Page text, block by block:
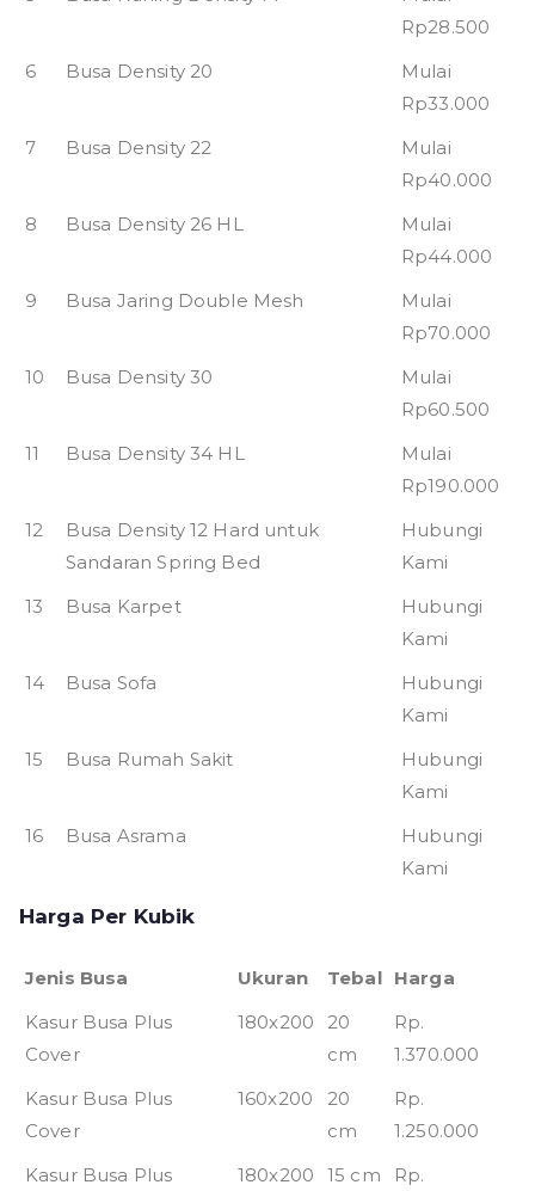
Rp28.500
6
Busa Density 20
Mulai
Rp33.000
7
Busa Density 22
Mulai
Rp40.000
8
Busa Density 26 HL
Mulai
Rp44.000
9
Busa Jaring Double Mesh
Mulai
Rp70.000
10
Busa Density 30
Mulai
Rp60.500
11
Busa Density 34 HL
Mulai
Rp190.000
12
Busa Density 12 Hard untuk
Sandaran Spring Bed
Hubungi
Kami
13
Busa Karpet
Hubungi
Kami
14
Busa Sofa
Hubungi
Kami
15
Busa Rumah Sakit
Hubungi
Kami
16
Busa Asrama
Hubungi
Kami
Harga Per Kubik
Jenis Busa Ukuran Tebal Harga
Kasur Busa Plus
Cover
180x200
20
cm
Rp.
1.370.000
Kasur Busa Plus
Cover
160x200
20
cm
Rp.
1.250.000
Kasur Busa Plus
180x200 15 cm
Rp.